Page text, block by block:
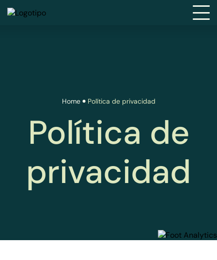
Home Política de privacidad
Política de
privacidad